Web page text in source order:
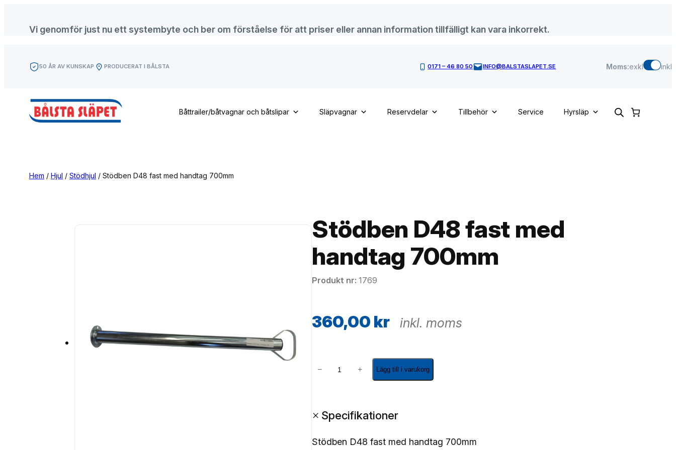
innehåll
Vi genomför just nu ett systembyte och ber om förståelse för att priser eller annan information tillfälligt kan vara inkorrekt.
50 ÅR AV KUNSKAP PRODUCERAT I BÅLSTA 0171 – 46 80 50 INFO@BALSTASLAPET.SE Moms:exkl inkl
Båttrailer/båtvagnar och båtslipar Släpvagnar Reservdelar Tillbehör Service Hyrsläp
Hem / Hjul / Stödhjul / Stödben D48 fast med handtag 700mm
Stödben D48 fast med
handtag 700mm
Produkt nr 1769
360,00 kr inkl. moms
b
n
− + Lägg till i varukorg
+Specifikationer
Stödben D48 fast med handtag 700mm